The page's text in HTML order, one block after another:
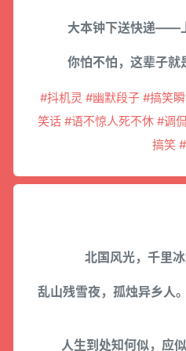
大本钟下送快递——
你怕不怕，这辈子
#抖机灵 #幽默段子 #搞笑
笑话 #语不惊人死不休 #调
搞笑
北国风光，千里
乱山残雪夜，孤烛异乡
人生到处知何似，应